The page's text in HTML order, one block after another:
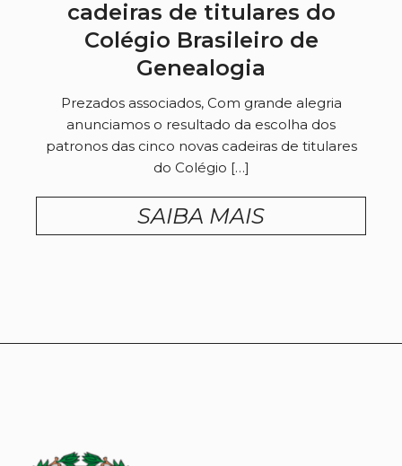
cadeiras de titulares do
Colégio Brasileiro de
Genealogia
Prezados associados, Com grande alegria
anunciamos o resultado da escolha dos
patronos das cinco novas cadeiras de titulares
do Colégio […]
SAIBA MAIS